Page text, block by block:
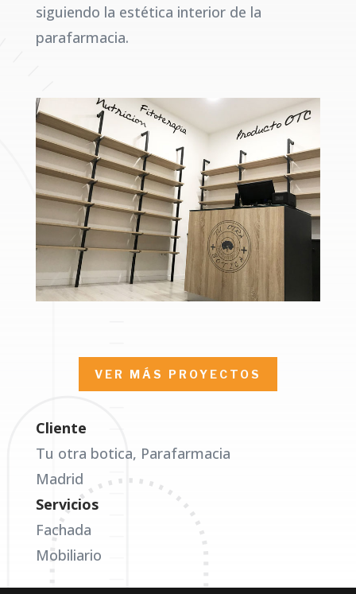
siguiendo la estética interior de la
parafarmacia.
VER MÁS PROYECTOS
Cliente
Tu otra botica, Parafarmacia
Madrid
Servicios
Fachada
Mobiliario